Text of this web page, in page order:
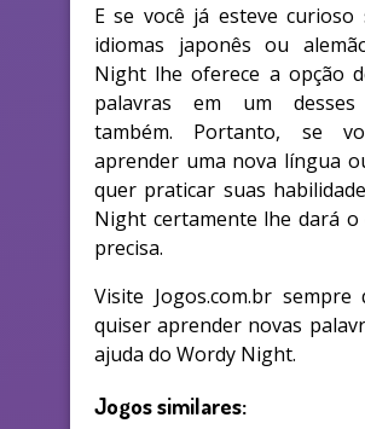
E se você já esteve curioso
idiomas japonês ou
Night lhe oferece a opção
palavras em um desses
também. Portanto, se
aprender uma nova língua
quer praticar suas
Night certamente lhe dará o
precisa.
Visite Jogos.com.br sempre
quiser aprender novas
ajuda do Wordy Night.
Jogos similares: